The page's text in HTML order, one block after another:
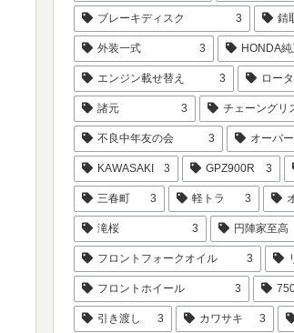
ブレーキディスク 3 錆
外装一式 3 HONDA純
エンジン載せ替え 3 ロー
諸元 3 チェーングリ
不良中年友の会 3 オーバ
KAWASAKI 3 GPZ900R 3
三春町 3 軽トラ 3
滝桜 3 円陣家至高
フロントフォークオイル 3
フロントホイール 3
引き渡し 3 カワサキ 3